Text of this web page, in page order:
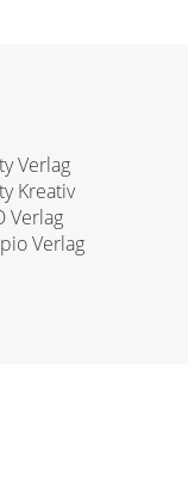
Verlag
Kreativ
Verlag
Verlag